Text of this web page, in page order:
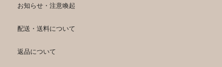
お知らせ・注意喚起
配送・送料について
返品について